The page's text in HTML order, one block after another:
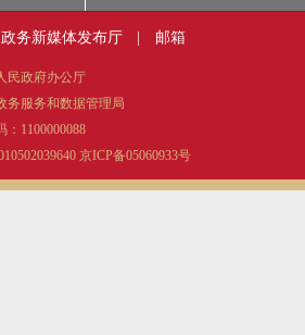
政务新媒体发布厅 邮箱
民政府办公厅
务服务和数据管理局
1100000088
京ICP备05060933号